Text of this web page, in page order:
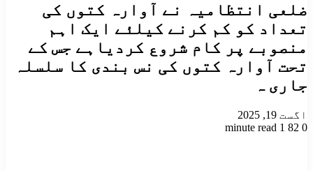
ضلعی انتظامیہ نے آوارہ کتوں کی
تعداد کو کم کرنے کیلئے ایک اہم
منصوبے پر کام شروع کردیاہے جس کے
تحت آوارہ کتوں کی نس بندی کا سلسلہ
جاری ہ
اگست 19, 2025
0
1 minute read